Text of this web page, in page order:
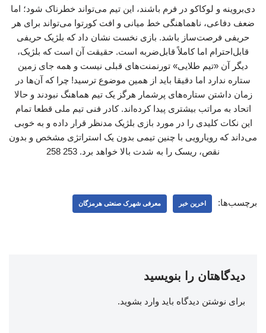
دی‌بروینه و لوکاکو در فرم باشند، این تیم می‌تواند خطرناک شود؛ اما
ضعف دفاعی، ناهماهنگی خط میانی و افت کورتوا می‌تواند برای هر
حریفی فرصت‌ساز باشد. بازی نخست نشان داد که بلژیک حریفی
قابل‌احترام اما کاملاً قابل‌ضربه است. حقیقت آن است که بلژیک،
دیگر آن «تیم طلایی» تورنمنت‌های قبلی نیست و همه جای زمین
ستاره ندارد اما دقیقا باید از همین موضوع ترسید! چرا که آن‌ها در
زمان داشتن ستاره‌های پرشمار هرگز یک تیم هماهنگ نبودند و حالا
اتحاد به مراتب بیشتری پیدا کرده‌اند. کادر فنی تیم ملی قطعا تمام
این نکات کلیدی را در مورد بازی بلژیک مدنظر قرار داده و به خوبی
می‌داند که رویارویی با چنین تیمی بدون یک استراتژی مشخص و بدون
نقص، ریسک را به شدت بالا خواهد برد. 253 258
برچسب‌ها: اخرین خبر معرفی شهرک صنعتی هرمزگان
دیدگاهتان را بنویسید
برای نوشتن دیدگاه باید وارد بشوید.